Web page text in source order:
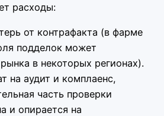
расходы:
от контрафакта (в фарме
подделок может
в некоторых регионах).
на аудит и комплаенс,
часть проверки
и опирается на